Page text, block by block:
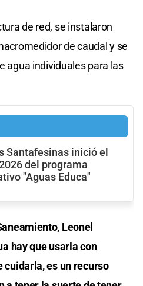
de red, se instalaron
de caudal y se
agua individuales para las
Santafesinas inició el
del programa
"Aguas Educa"
Leonel
hay que usarla con
cuidarla, es un recurso